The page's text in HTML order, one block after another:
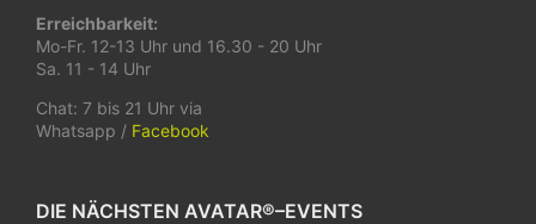
Erreichbarkeit:
Mo-Fr. 12-13 Uhr und 16.30 - 20 Uhr
Sa. 11 - 14 Uhr
Chat: 7 bis 21 Uhr via
Whatsapp / Facebook
DIE NÄCHSTEN AVATAR®–EVENTS